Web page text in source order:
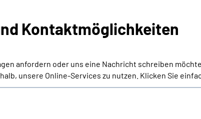
Kontaktmöglichkeiten
anfordern oder uns eine Nachricht schreiben
unsere Online-Services zu nutzen. Klicken Sie